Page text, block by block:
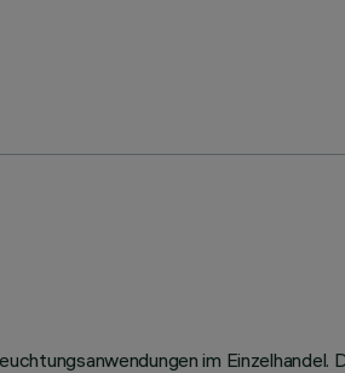
im Einzelhandel.